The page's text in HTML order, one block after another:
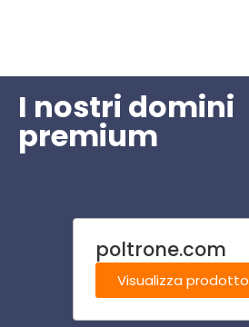
I nostri domini
premium
poltrone.com
Visualizza prodotto